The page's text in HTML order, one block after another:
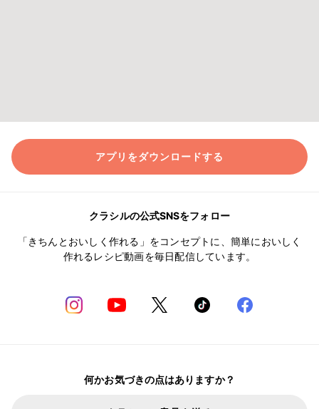
アプリをダウンロードする
クラシルの公式SNSをフォロー
「きちんとおいしく作れる」をコンセプトに、簡単においしく
作れるレシピ動画を毎日配信しています。
何かお気づきの点はありますか？